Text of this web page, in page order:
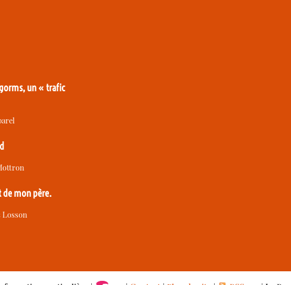
un « trafic
de mon père.
Losson